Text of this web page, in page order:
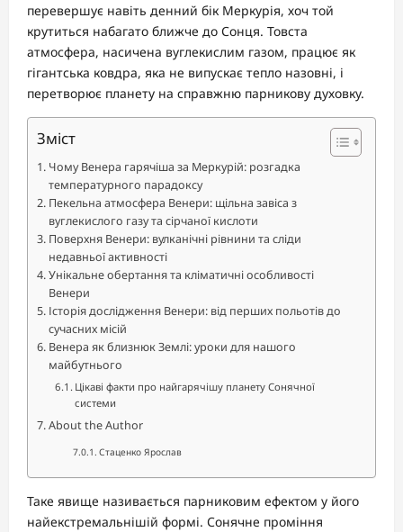
перевершує навіть денний бік Меркурія, хоч той
крутиться набагато ближче до Сонця. Товста
атмосфера, насичена вуглекислим газом, працює як
гігантська ковдра, яка не випускає тепло назовні, і
перетворює планету на справжню парникову духовку.
Зміст
Чому Венера гарячіша за Меркурій: розгадка
температурного парадоксу
Пекельна атмосфера Венери: щільна завіса з
вуглекислого газу та сірчаної кислоти
Поверхня Венери: вулканічні рівнини та сліди
недавньої активності
Унікальне обертання та кліматичні особливості
Венери
Історія дослідження Венери: від перших польотів до
сучасних місій
Венера як близнюк Землі: уроки для нашого
майбутнього
Цікаві факти про найгарячішу планету Сонячної
системи
About the Author
Стаценко Ярослав
Таке явище називається парниковим ефектом у його
найекстремальнішій формі. Сонячне проміння